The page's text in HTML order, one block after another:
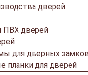
дверей
ПВХ дверей
для дверных замков
планки для дверей